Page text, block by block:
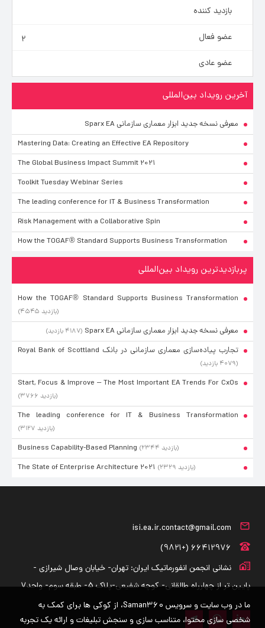
بازدید کننده
عضو فعال
۲
عضو عادی
آخرین رویداد بین‌المللی
معرفی نسخه جدید ابزار معماری سازمانی Sparx EA
Mastering Data: Creating an Effective EA Repository
The Global Business Impact Summit 2021
Toolkit Tuesday Webinar Series
The leading conference for IT & Business Transformation
Risk Management with a Collaborative Spin
How the TOGAF® Standard Supports Business Transformation
پربازدیدترین رویداد بین‌المللی
How the TOGAF® Standard Supports Business Transformation
(۴۵۴۵ بازدید)
معرفی نسخه جدید ابزار معماری سازمانی Sparx EA (۴۱۸۷ بازدید)
تجارب پیاده‌سازی معماری سازمانی در بانک Royal Bank of Scottland
(۴۰۷۹ بازدید)
Start, Focus & Improve –⁠ The Most Important EA Trends For CxOs
(۳۷۶۶ بازدید)
The leading conference for IT & Business Transformation
(۳۱۲۷ بازدید)
Business Capability-Based Planning (۲۳۴۴ بازدید)
The State of Enterprise Architecture 2021 (۲۳۲۹ بازدید)
isi.ea.ir.contact@gmail.com
66412976 (+9821)
نشانی انجمن انفورماتیک ایران: تهران- خیابان وصال شیرازی -
پایین تر از چهارراه طالقانی- کوچه شفیعی-پلاک 5- طبقه سوم- واحد7
ما در وب سایت و سرویس Saman360، از کوکی ها برای کمک به
شخصی سازی محتوا، متناسب سازی و سنجش تبلیغات و ارائه یک تجربه